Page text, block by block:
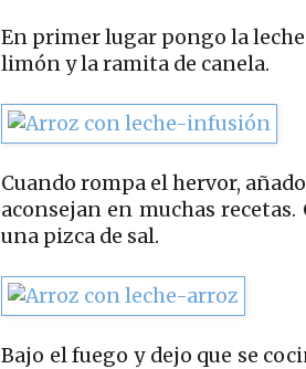
En primer lugar pongo la
limón y la ramita de canela.
Cuando rompa el hervor,
aconsejan en muchas recetas.
una pizca de sal.
Bajo el fuego y dejo que se